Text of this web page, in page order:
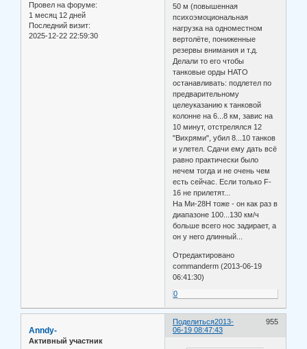
Провел на форуме:
1 месяц 12 дней
Последний визит:
2025-12-22 22:59:30
50 м (повышенная
психоэмоциональная
нагрузка на одноместном
вертолёте, пониженные
резервы внимания и т.д.
Делали то его чтобы
танковые орды НАТО
останавливать: подлетел по
предварительному
целеуказанию к танковой
колонне на 6...8 км, завис на
10 минут, отстрелялся 12
"Вихрями", убил 8...10 танков
и улетел. Сдачи ему дать всё
равно практически было
нечем тогда и не очень чем
есть сейчас. Если только F-
16 не прилетят...
На Ми-28Н тоже - он как раз в
диапазоне 100...130 км/ч
больше всего нос задирает, а
он у него длинный...
Отредактировано
commanderm (2013-06-19
06:41:30)
0
Поделиться 955
2013-
06-19 08:47:43
Anndy-
Активный участник